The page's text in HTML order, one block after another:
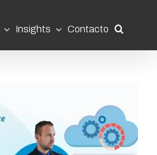
Insights Contacto